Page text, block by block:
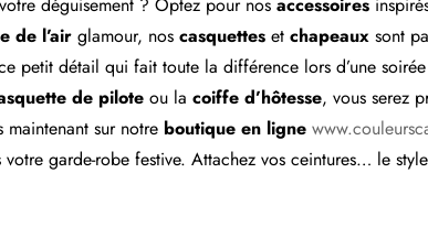
de l’airglamour, nos casquetteset chapeauxsont
petit détail qui fait toute la différence lors d’une soirée
de piloteou la coiffe d’hôtesse, vous serez
sur notre boutique en ligne
garde-robe festive. Attachez vos ceintures… le